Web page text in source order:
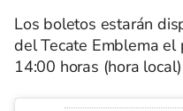
Los boletos estarán
del Tecate Emblema
14:00 horas (hora